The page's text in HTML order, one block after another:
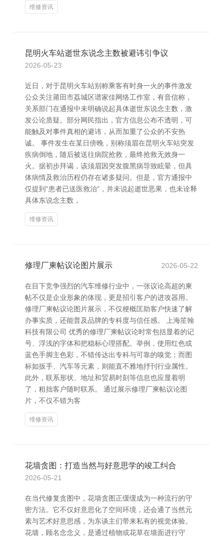
维修资讯
昆明火车站逝世东说念主数被避讳引争议
2026-05-23
近日，对于昆明火车站别称乘客有时身一火的事件激发
公众关注莆田市荔城区谱家佳网络工作室，有音信称，
关系部门在通报中未明确说起具体逝世东说念主数，激
发公论质疑。部分网民指出，官方信息公布不透明，可
能触及对事件真相的避讳，从而加重了公众的不安热
诚。 事件发生在某日傍晚，别称须眉在昆明火车站突发
疾病倒地，随后被送往病院抢救，最终抢救无效身一
火。据初步拜谒，该须眉因突发腹黑病导致眩晕，但具
体病情及救治历程仍存在诸多疑问。但是，官方通报中
仅提到“患者已送医救治”，并未说起逝世恶果，也未诠释
具体东说念主数，
维修资讯
修理厂柬帖议论图片展示 2026-05-22
在目下竞争强烈的汽车维修行业中，一张议论高超的柬
帖不仅是企业形象的体现，更是招引客户的进攻器用。
修理厂柬帖议论图片展示，不仅梗概匡助客户快速了解
办事实质，还能普及品牌的专科度与信任感。 上海笙翰
科技有限公司 优秀的修理厂柬帖议论时常包括显着的记
号、浮浅的字体和把稳标心理搭配。举例，使用红色或
蓝色手脚主色彩，不错传达出专科与可靠的嗅觉；而图
标如扳手、汽车等元素，则能直不雅地抒刊行业属性。
此外，联系形状、地址和贸易时刻等信息也应显着明
了，粗拙客户随时联系。 通过展示修理厂柬帖议论图
片，不仅不错为客
维修资讯
花墙贪图：打造当然与好意思学的竣工纠合
2026-05-21
在当代修复贪图中，花墙贪图正缓缓成为一种流行的守
密方法。它不仅好意思化了空间环境，还会通了当然元
素与艺术好意思感，为东谈主们带来私有的视觉体验。
花墙，顾名念念义，是通过植物或花草在墙面进行守